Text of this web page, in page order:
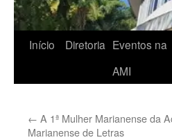
Início Diretoria Eventos na
AMI
← A 1ª Mulher Marianense da
Marianense de Letras